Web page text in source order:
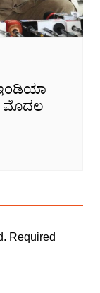
Required